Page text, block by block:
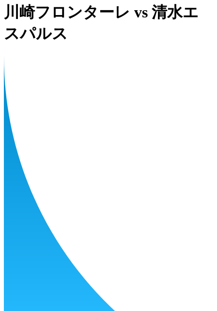
川崎フロンターレ vs 清水エ
スパルス